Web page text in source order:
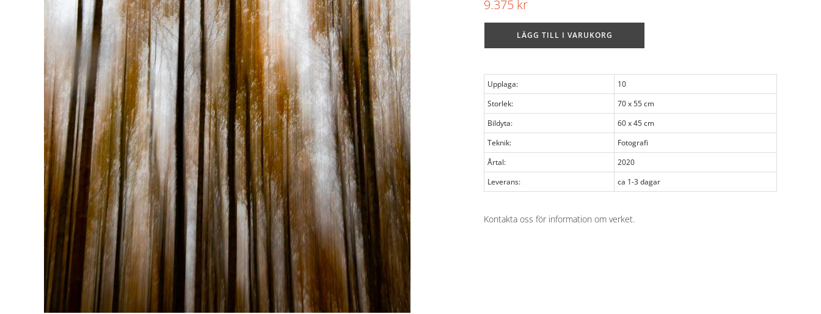
9.375 kr
LÄGG TILL I VARUKORG
Upplaga:
10
Storlek:
70 x 55 cm
Bildyta:
60 x 45 cm
Teknik:
Fotografi
Årtal:
2020
Leverans:
ca 1-3 dagar
Kontakta oss för information om verket.